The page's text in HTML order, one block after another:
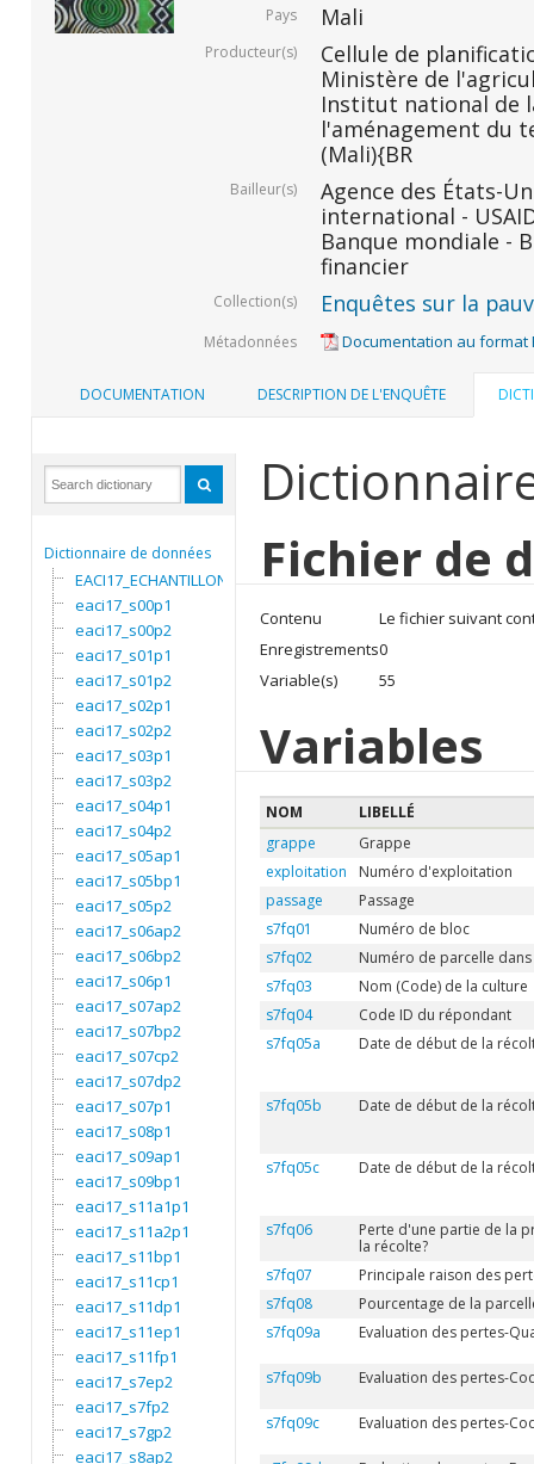
Pays Mali
Producteur(s)
Cellule de
Ministère de
Institut national de
l'aménagement du
(Mali){BR
Bailleur(s)
Agence des États-
international -
Banque mondiale -
financier
Collection(s) Enquêtes sur la
Métadonnées Documentation au format
DOCUMENTATION DESCRIPTION DE L'ENQUÊTE
Dictionnaire de données
EACI17_ECHANTILLON
eaci17_s00p1
eaci17_s00p2
eaci17_s01p1
eaci17_s01p2
eaci17_s02p1
eaci17_s02p2
eaci17_s03p1
eaci17_s03p2
eaci17_s04p1
eaci17_s04p2
eaci17_s05ap1
eaci17_s05bp1
eaci17_s05p2
eaci17_s06ap2
eaci17_s06bp2
eaci17_s06p1
eaci17_s07ap2
eaci17_s07bp2
eaci17_s07cp2
eaci17_s07dp2
eaci17_s07p1
eaci17_s08p1
eaci17_s09ap1
eaci17_s09bp1
eaci17_s11a1p1
eaci17_s11a2p1
eaci17_s11bp1
eaci17_s11cp1
eaci17_s11dp1
eaci17_s11ep1
eaci17_s11fp1
eaci17_s7ep2
eaci17_s7fp2
eaci17_s7gp2
eaci17_s8ap2
Fichier de
Contenu
Le fichier suivant
Enregistrements0
Variable(s)
55
Variables
NOM
LIBELLÉ
grappe
Grappe
exploitation
Numéro d'exploitation
passage
Passage
s7fq01
Numéro de bloc
s7fq02
Numéro de parcelle
s7fq03
Nom (Code) de la culture
s7fq04
Code ID du répondant
s7fq05a
Date de début de la
s7fq05b Date de début de la
s7fq05c Date de début de la
s7fq06
Perte d'une partie de la
la récolte?
s7fq07
Principale raison des
s7fq08
Pourcentage de la
s7fq09a
Evaluation des pertes-
s7fq09b Evaluation des pertes-
s7fq09c Evaluation des pertes-